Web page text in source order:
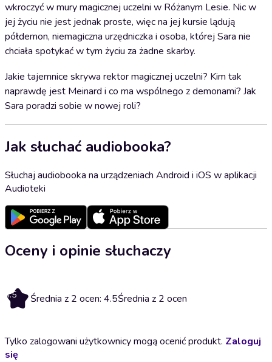
wkroczyć w mury magicznej uczelni w Różanym Lesie. Nic w
jej życiu nie jest jednak proste, więc na jej kursie lądują
półdemon, niemagiczna urzędniczka i osoba, której Sara nie
chciała spotykać w tym życiu za żadne skarby.
Jakie tajemnice skrywa rektor magicznej uczelni? Kim tak
naprawdę jest Meinard i co ma wspólnego z demonami? Jak
Sara poradzi sobie w nowej roli?
Jak słuchać audiobooka?
Słuchaj audiobooka na urządzeniach Android i iOS w aplikacji
Audioteki
Oceny i opinie słuchaczy
4.5 Średnia z 2 ocen: 4.5Średnia z 2 ocen
Tylko zalogowani użytkownicy mogą ocenić produkt. Zaloguj
się